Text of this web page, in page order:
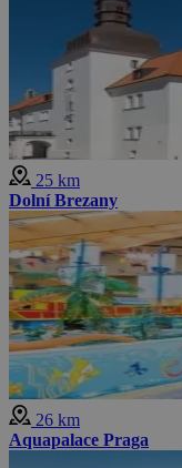
25 km
Dolní Brezany
26 km
Aquapalace Praga